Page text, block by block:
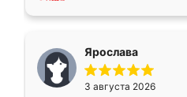
Ярослава
3 августа 2026